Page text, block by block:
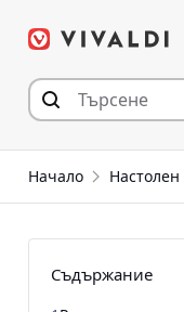
към съдържанието
Начало
Съдържание